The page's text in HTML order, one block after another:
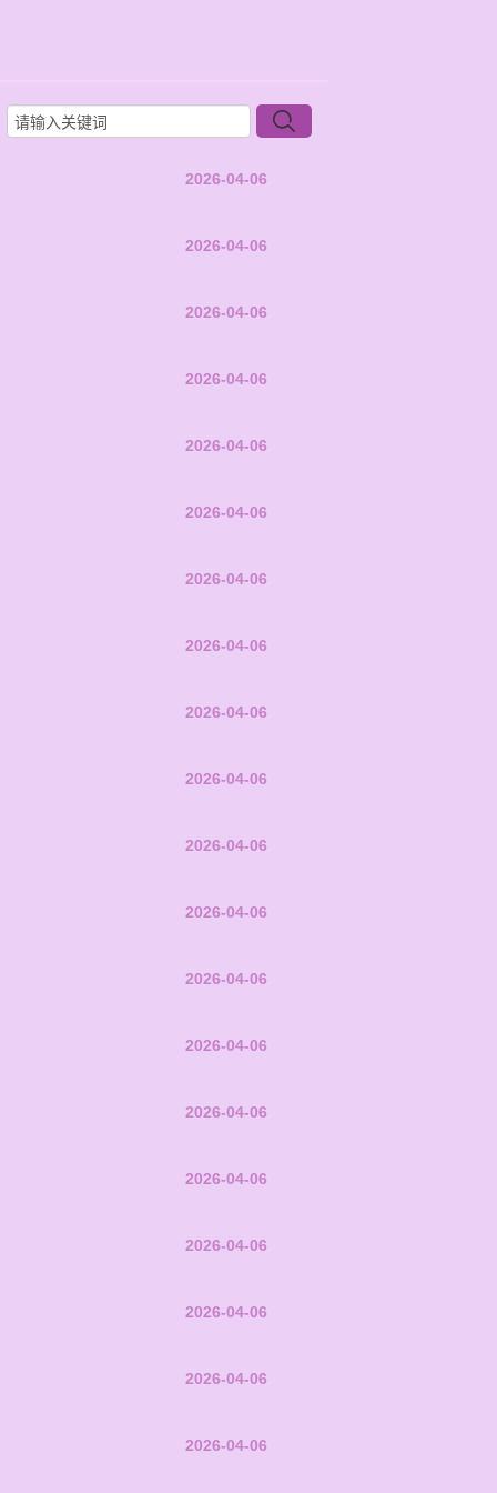
2026-04-06
2026-04-06
2026-04-06
2026-04-06
2026-04-06
2026-04-06
2026-04-06
2026-04-06
2026-04-06
2026-04-06
2026-04-06
2026-04-06
2026-04-06
2026-04-06
2026-04-06
2026-04-06
2026-04-06
2026-04-06
2026-04-06
2026-04-06